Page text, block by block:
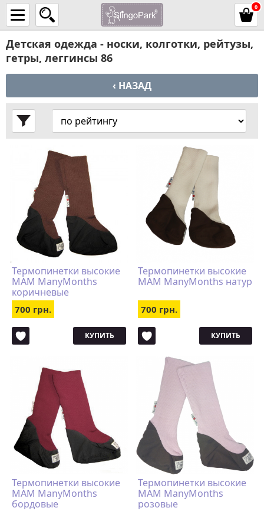
0
Детская одежда - носки, колготки, рейтузы,
гетры, леггинсы 86
‹ НАЗАД
Термопинетки высокие
MAM ManyMonths
коричневые
700 грн.
КУПИТЬ
Термопинетки высокие
MAM ManyMonths натур
700 грн.
КУПИТЬ
Термопинетки высокие
MAM ManyMonths
бордовые
Термопинетки высокие
MAM ManyMonths
розовые